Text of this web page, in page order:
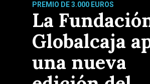
PREMIO DE 3.000 EUROS
La
Globalcaja
una nueva